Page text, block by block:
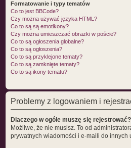
Formatowanie i typy tematów
Co to jest BBCode?
Czy można używać języka HTML?
Co to są są emotikony?
Czy można umieszczać obrazki w poście?
Co to są ogłoszenia globalne?
Co to są ogłoszenia?
Co to są przyklejone tematy?
Co to są zamknięte tematy?
Co to są ikony tematu?
Problemy z logowaniem i
Dlaczego w ogóle muszę się rejestrować?
Możliwe, że nie musisz. To od
prywatnych wiadomości i e-maili do